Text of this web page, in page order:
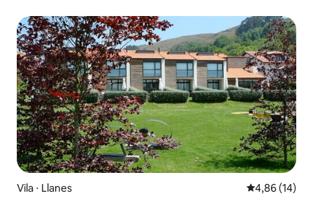
Vila ⋅ Llanes 4,86 de uma
4,86 (14)